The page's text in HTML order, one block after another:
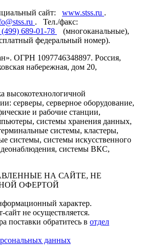
сайт: www.stss.ru .
. Тел./факс:
689-01-78
(многоканальные),
федеральный номер).
ОГРН 1097746348897. Россия,
набережная, дом 20,
высокотехнологичной
серверы, серверное оборудование,
и рабочие станции,
системы хранения данных,
системы, кластеры,
системы, системы искусственного
системы ВКС,
НА САЙТЕ, НЕ
ОФЕРТОЙ
характер.
не осуществляется.
поставки обратитесь в отдел
данных